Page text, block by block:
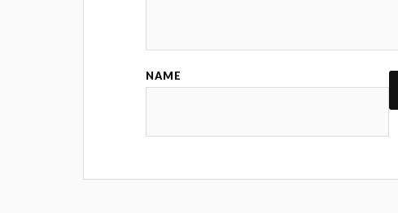
NAME